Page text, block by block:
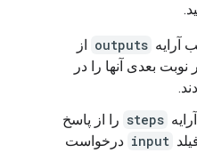
آرایه outputs از
بعدی آنها را در
steps را از پاسخ
input درخواست